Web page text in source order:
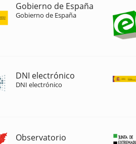
Gobierno de España
Gobierno de España
DNI electrónico
DNI electrónico
Observatorio